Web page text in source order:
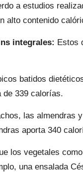
a estudios
alto contenido
integrales: Estos
batidos
de 339 calorías.
las almendras
aporta 340
los vegetales
una ensalada